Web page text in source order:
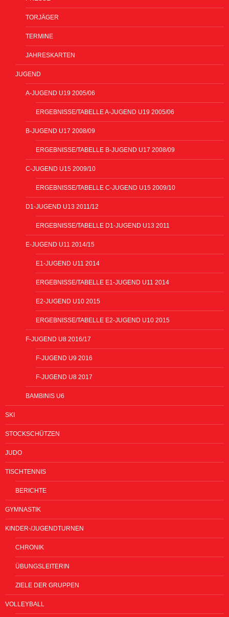
TORJÄGER
TERMINE
JAHRESKARTEN
JUGEND
A-JUGEND U19 2005/06
ERGEBNISSE/TABELLE A-JUGEND U19 2005/06
B-JUGEND U17 2008/09
ERGEBNISSE/TABELLE B-JUGEND U17 2008/09
C-JUGEND U15 2009/10
ERGEBNISSE/TABELLE C-JUGEND U15 2009/10
D1-JUGEND U13 2011/12
ERGEBNISSE/TABELLE D1-JUGEND U13 2011
E-JUGEND U11 2014/15
E1-JUGEND U11 2014
ERGEBNISSE/TABELLE E1-JUGEND U11 2014
E2-JUGEND U10 2015
ERGEBNISSE/TABELLE E2-JUGEND U10 2015
F-JUGEND U8 2016/17
F-JUGEND U9 2016
F-JUGEND U8 2017
BAMBINIS U6
SKI
STOCKSCHÜTZEN
JUDO
TISCHTENNIS
BERICHTE
GYMNASTIK
KINDER-/JUGENDTURNEN
CHRONIK
ÜBUNGSLEITERIN
ZIELE DER GRUPPEN
VOLLEYBALL